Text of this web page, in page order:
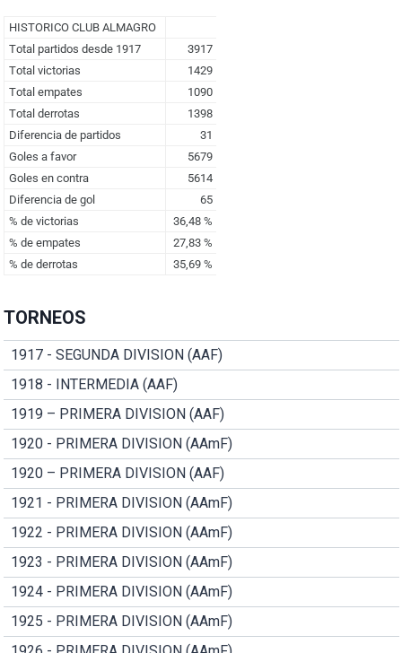
TORNEOS
1917 - SEGUNDA DIVISION (AAF)
1918 - INTERMEDIA (AAF)
1919 – PRIMERA DIVISION (AAF)
1920 - PRIMERA DIVISION (AAmF)
1920 – PRIMERA DIVISION (AAF)
1921 - PRIMERA DIVISION (AAmF)
1922 - PRIMERA DIVISION (AAmF)
1923 - PRIMERA DIVISION (AAmF)
1924 - PRIMERA DIVISION (AAmF)
1925 - PRIMERA DIVISION (AAmF)